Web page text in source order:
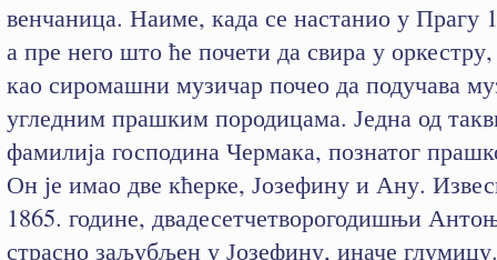
венчаница. Наиме, када се настанио у Прагу
а пре него што ће почети да свира у
као сиромашни музичар почео да подучава
угледним прашким породицама. Једна од
фамилија господина Чермака, познатог
Он је имао две кћерке, Јозефину и Ану.
1865. године, двадесетчетворогодишњи
страсно заљубљен у Јозефину, иначе